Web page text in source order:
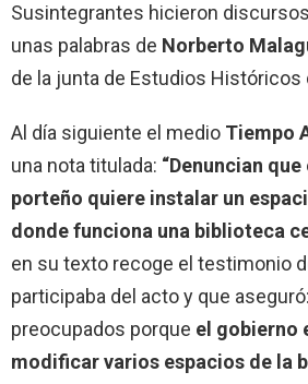
Susintegrantes hicieron
unas palabras de Norberto
de la junta de Estudios Históricos
Al día siguiente el medio Tiempo
una nota titulada: “Denuncian
porteño quiere instalar un
donde funciona una biblioteca
en su texto recoge el testimonio
participaba del acto y que
preocupados porque el gobierno
modificar varios espacios de la